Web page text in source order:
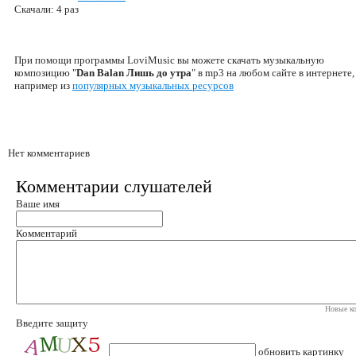
Скачали: 4 раз
При помощи программы LoviMusic вы можете скачать музыкальную
композицию "Dan Balan Лишь до утра" в mp3 на любом сайте в интернете,
например из популярных музыкальных ресурсов
Нет комментариев
Комментарии слушателей
Ваше имя
Комментарий
Новые
Введите защиту
обновить картинку